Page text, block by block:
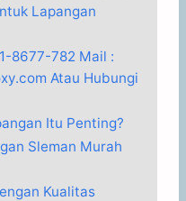
Lapangan
8677-782 Mail :
Atau Hubungi
Itu Penting?
Sleman Murah
Kualitas